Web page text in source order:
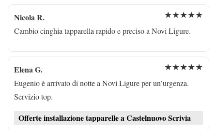
Nicola R. ★★★★★
Cambio cinghia tapparella rapido e preciso a Novi Ligure.
Elena G. ★★★★★
Eugenio è arrivato di notte a Novi Ligure per un’urgenza.
Servizio top.
Offerte installazione tapparelle a Castelnuovo Scrivia